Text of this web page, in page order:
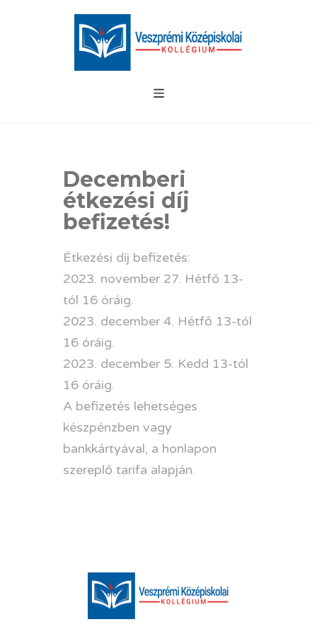
Decemberi
étkezési díj
befizetés!
Étkezési díj befizetés:
2023. november 27. Hétfő 13-
tól 16 óráig.
2023. december 4. Hétfő 13-tól
16 óráig.
2023. december 5. Kedd 13-tól
16 óráig.
A befizetés lehetséges
készpénzben vagy
bankkártyával, a honlapon
szereplő tarifa alapján.